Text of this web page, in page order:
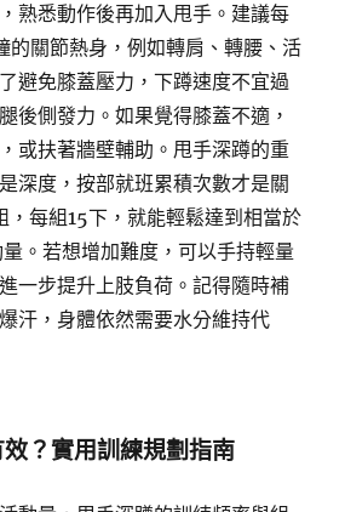
熟悉動作後再加入甩手。建議每
的關節熱身，例如轉肩、轉腰、活
避免膝蓋壓力，下蹲速度不宜過
後側發力。如果覺得膝蓋不適，
或扶著牆壁輔助。甩手深蹲的重
深度，按部就班累積次數才是關
，每組15下，就能輕鬆達到相當於
。若想增加難度，可以手持輕量
一步提升上肢負荷。記得隨時補
汗，身體依然需要水分維持代
？實用訓練規劃指南